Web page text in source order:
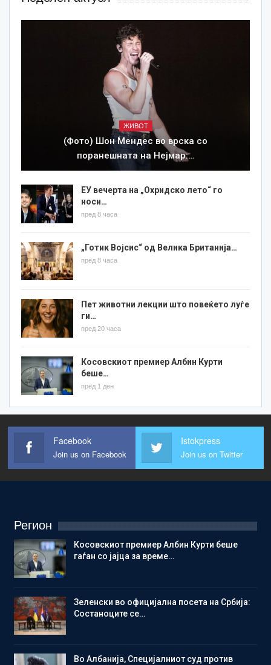
ЖИВОТ
(Фото) Шон Мендес во врска со
поранешната на Нејмар:…
ЕУ вечерта на „Охридско лето“ го
носи…
пред 8 часа
„Готик Војсис“ од Велика Британија…
пред 8 часа
Пет животни лекции што повеќето луѓе
ги…
пред 20 часа
Косовскиот премиер Албин Курти
беше…
пред 1 ден
Facebook
Join us on Facebook
Istokpress
Join us on Twitter
Регион
Косовскиот премиер Албин Курти беше
гаѓан со јајца за време…
Зеленски во официјална посета на Србија:
Состаноците се…
Во Албанија, Специјалниот суд против